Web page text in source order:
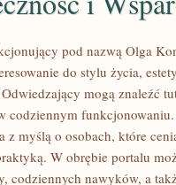
pod nazwą Olga
do stylu życia,
mogą znaleźć
codziennym funkcjonowaniu.
z myślą o osobach, które
W obrębie portalu
codziennych nawyków, a